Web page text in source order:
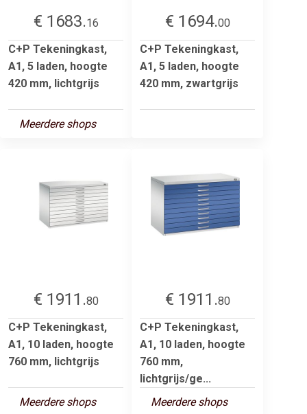
€ 1683.16
C+P Tekeningkast,
A1, 5 laden, hoogte
420 mm, lichtgrijs
Meerdere shops
€ 1694.00
C+P Tekeningkast,
A1, 5 laden, hoogte
420 mm, zwartgrijs
€ 1911.80
C+P Tekeningkast,
A1, 10 laden, hoogte
760 mm, lichtgrijs
Meerdere shops
€ 1911.80
C+P Tekeningkast,
A1, 10 laden, hoogte
760 mm,
lichtgrijs/ge...
Meerdere shops